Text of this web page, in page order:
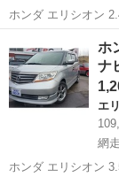
ホンダ エリシオン
ー （ブラック） ミニバン 本体価格 390,000円 支払総
式(初度登録年
ホ
ナ
エ
網
ホンダ エリシオン